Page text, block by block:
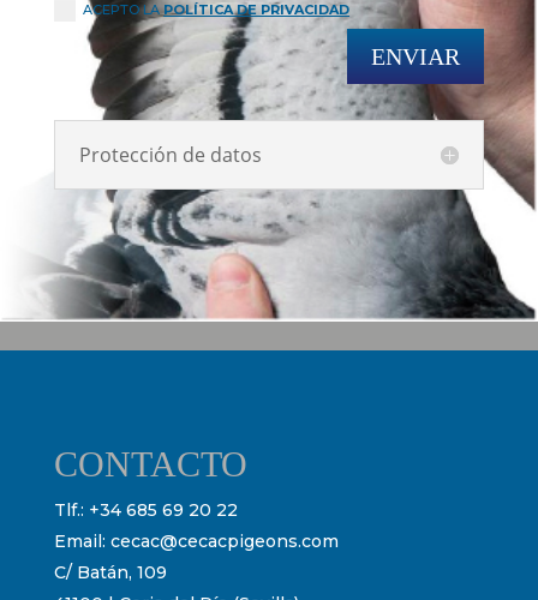
ACEPTO LAPOLÍTICA DE PRIVACIDAD
ENVIAR
Protección de datos
CONTACTO
Tlf.: +34 685 69 20 22
Email: cecac@cecacpigeons.com
C/ Batán, 109